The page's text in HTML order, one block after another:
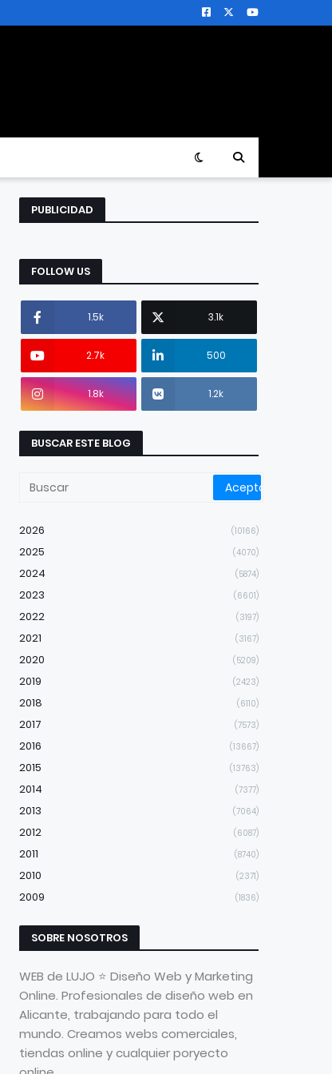
PUBLICIDAD
FOLLOW US
1.5k 3.1k
2.7k 500
1.8k 1.2k
BUSCAR ESTE BLOG
2026 (10166)
2025 (4070)
2024 (5874)
2023 (6601)
2022 (3197)
2021 (3167)
2020 (5209)
2019 (2423)
2018 (6110)
2017 (7573)
2016 (13667)
2015 (13763)
2014 (7377)
2013 (7064)
2012 (6087)
2011 (8740)
2010 (2371)
2009 (1836)
SOBRE NOSOTROS
WEB de LUJO ⭐ Diseño Web y Marketing
Online. Profesionales de diseño web en
Alicante, trabajando para todo el
mundo. Creamos webs comerciales,
tiendas online y cualquier poryecto